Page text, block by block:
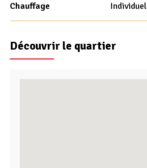
Chauffage Individuel
Découvrir le quartier